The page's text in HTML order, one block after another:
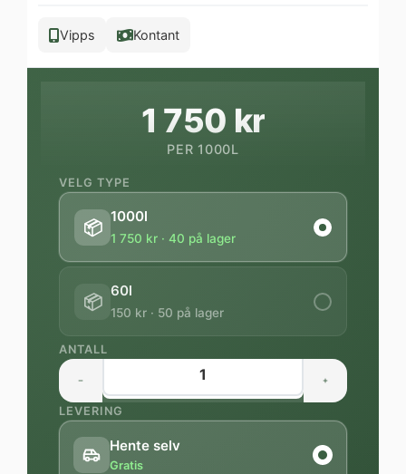
Vipps Kontant
1 750 kr
PER 1000L
VELG TYPE
📦 1000l
1 750 kr · 40 på lager
📦 60l
150 kr · 50 på lager
ANTALL
LEVERING
Hente selv
Gratis